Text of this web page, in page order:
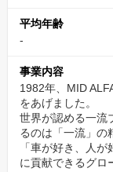
平均年齢
-
事業内容
1982年、MID
をあげました。
世界が認める一流
るのは「一流」の
「車が好き、人
に貢献できるグロ